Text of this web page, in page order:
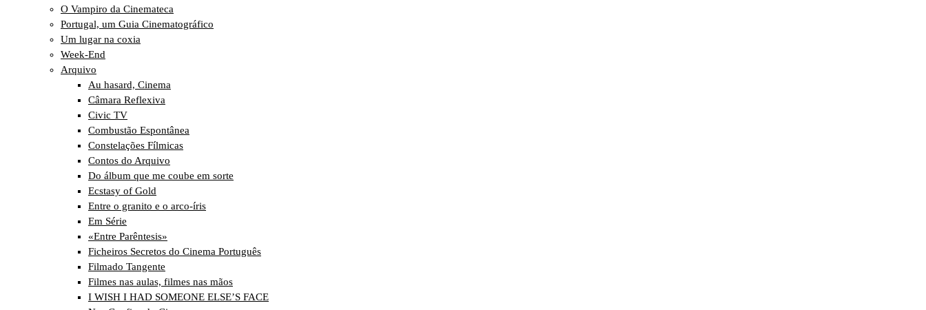
O Vampiro da Cinemateca
Portugal, um Guia Cinematográfico
Um lugar na coxia
Week-End
Arquivo
Au hasard, Cinema
Câmara Reflexiva
Civic TV
Combustão Espontânea
Constelações Fílmicas
Contos do Arquivo
Do álbum que me coube em sorte
Ecstasy of Gold
Entre o granito e o arco-íris
Em Série
«Entre Parêntesis»
Ficheiros Secretos do Cinema Português
Filmado Tangente
Filmes nas aulas, filmes nas mãos
I WISH I HAD SOMEONE ELSE’S FACE